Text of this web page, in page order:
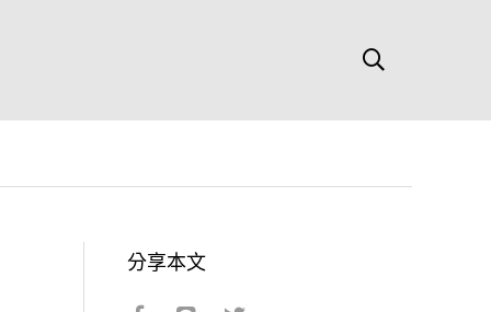
分享本文